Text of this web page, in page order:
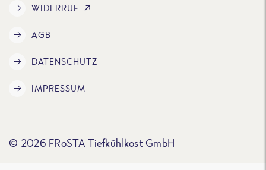
WIDERRUF
AGB
DATENSCHUTZ
IMPRESSUM
© 2026 FRoSTA Tiefkühlkost GmbH